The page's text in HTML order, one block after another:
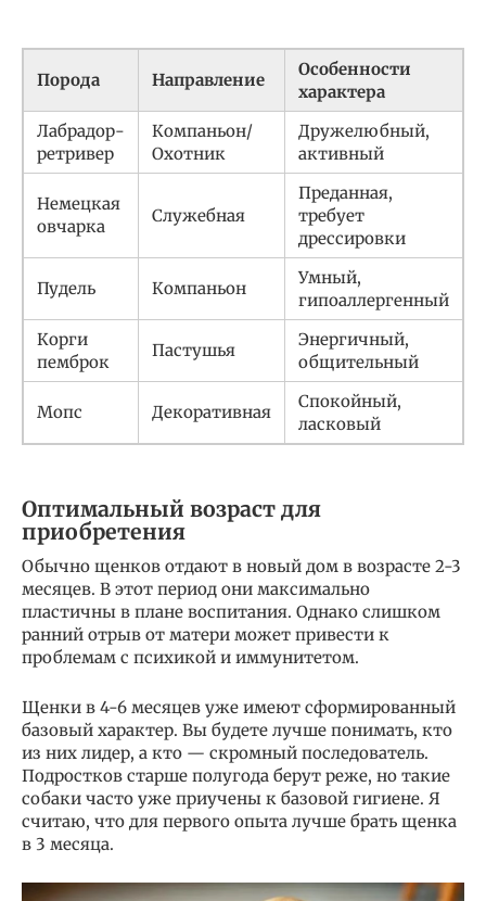
Порода Направление
Особенности
характера
Лабрадор-
ретривер
Компаньон/
Охотник
Дружелюбный,
активный
Немецкая
овчарка
Служебная
Преданная,
требует
дрессировки
Пудель Компаньон
Умный,
гипоаллергенный
Корги
пемброк
Пастушья
Энергичный,
общительный
Мопс Декоративная
Спокойный,
ласковый
Оптимальный возраст для
приобретения
Обычно щенков отдают в новый дом в возрасте 2-3
месяцев. В этот период они максимально
пластичны в плане воспитания. Однако слишком
ранний отрыв от матери может привести к
проблемам с психикой и иммунитетом.
Щенки в 4-6 месяцев уже имеют сформированный
базовый характер. Вы будете лучше понимать, кто
из них лидер, а кто — скромный последователь.
Подростков старше полугода берут реже, но такие
собаки часто уже приучены к базовой гигиене. Я
считаю, что для первого опыта лучше брать щенка
в 3 месяца.